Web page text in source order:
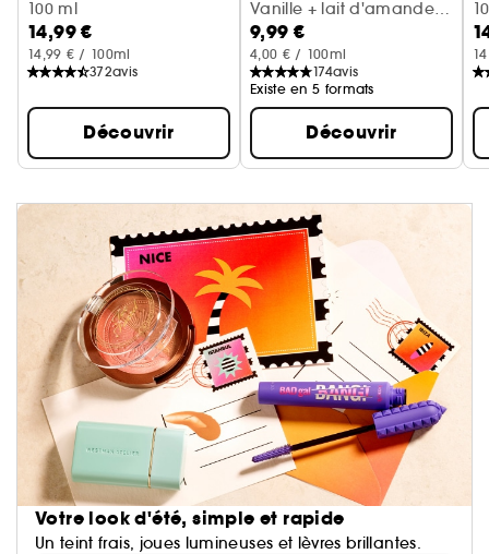
Cerise + crème fouettée
100 ml
14,99 €
14,99 € / 100ml
372avis
Découvrir
Vanille + lait d'amande
(300 ml)
9,99 €
4,00 € / 100ml
174avis
Existe en 5 formats
Découvrir
Votre look d'été, simple et rapide
Un teint frais, joues lumineuses et lèvres brillantes.